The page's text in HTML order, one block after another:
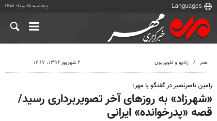
پنجشنبه ۱۵ مرداد ۱۴۰۵
هنر رادیو و تلویزیون ۲ شهریور ۱۳۹۴، ۱۴:۱۷
رامین ناصرنصیر در گفتگو با مهر:
«شهرزاد» به روزهای آخر تصویربرداری رسید/
قصه «پدرخوانده» ایرانی